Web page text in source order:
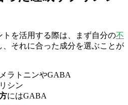
を活用する際は、まず自分の不
、それに合った成分を選ぶことが
ラトニンやGABA
シン
にはGABA